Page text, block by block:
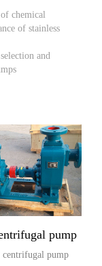
chemical
of stainless
and
pump
pump